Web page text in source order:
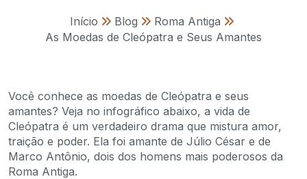
Início » Blog » Roma Antiga »
As Moedas de Cleópatra e Seus Amantes
Você conhece as moedas de Cleópatra e seus
amantes? Veja no infográfico abaixo, a vida de
Cleópatra é um verdadeiro drama que mistura amor,
traição e poder. Ela foi amante de Júlio César e de
Marco Antônio, dois dos homens mais poderosos da
Roma Antiga.